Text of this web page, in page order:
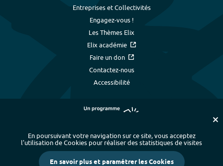
Entreprises et Collectivités
Engagez-vous !
Les Thèmes Elix
Elix académie
Faire un don
Contactez-nous
Accessibilité
Plan du site - Index alphabétique
-
Mentions légales et données personnelles
- Paramétrer les cookies
En poursuivant votre navigation sur ce site, vous acceptez
l’utilisation de Cookies pour réaliser des statistiques de visites
En savoir plus et paramétrer les Cookies